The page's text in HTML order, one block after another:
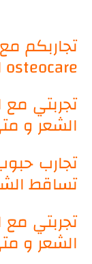
تجاربكم
osteocare للشعر و النتيجة ...
الشعر و
تساقط
الشعر و